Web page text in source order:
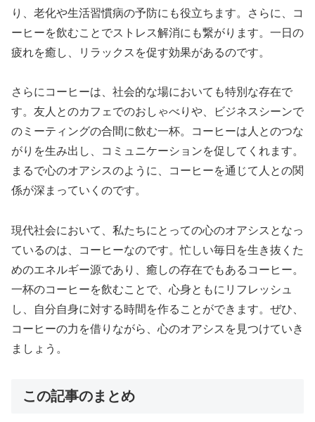
り、老化や生活習慣病の予防にも役立ちます。さらに、コ
ーヒーを飲むことでストレス解消にも繋がります。一日の
疲れを癒し、リラックスを促す効果があるのです。
さらにコーヒーは、社会的な場においても特別な存在で
す。友人とのカフェでのおしゃべりや、ビジネスシーンで
のミーティングの合間に飲む一杯。コーヒーは人とのつな
がりを生み出し、コミュニケーションを促してくれます。
まるで心のオアシスのように、コーヒーを通じて人との関
係が深まっていくのです。
現代社会において、私たちにとっての心のオアシスとなっ
ているのは、コーヒーなのです。忙しい毎日を生き抜くた
めのエネルギー源であり、癒しの存在でもあるコーヒー。
一杯のコーヒーを飲むことで、心身ともにリフレッシュ
し、自分自身に対する時間を作ることができます。ぜひ、
コーヒーの力を借りながら、心のオアシスを見つけていき
ましょう。
この記事のまとめ